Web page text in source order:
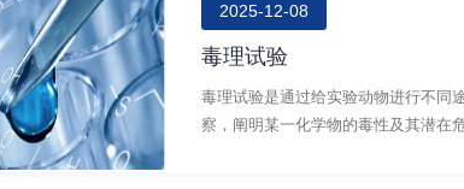
2025-12-08
毒理试验
毒理试验是通过给实验动物进行不同
察，阐明某一化学物的毒性及其潜在